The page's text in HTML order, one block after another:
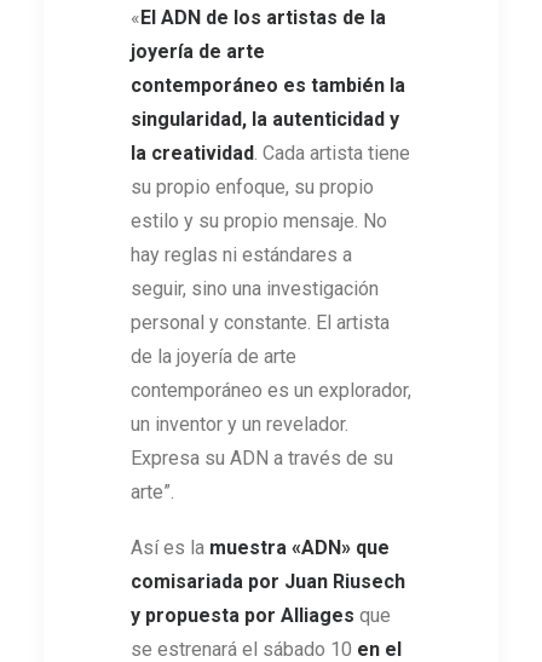
«El ADN de los artistas de la
joyería de arte
contemporáneo es también la
singularidad, la autenticidad y
la creatividad. Cada artista tiene
su propio enfoque, su propio
estilo y su propio mensaje. No
hay reglas ni estándares a
seguir, sino una investigación
personal y constante. El artista
de la joyería de arte
contemporáneo es un explorador,
un inventor y un revelador.
Expresa su ADN a través de su
arte”.
Así es la muestra «ADN» que
comisariada por Juan Riusech
y propuesta por Alliages que
se estrenará el sábado 10 en el